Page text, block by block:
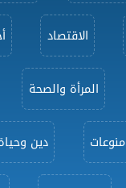
الاقتصاد
المرأة والصحة
منوعات دين